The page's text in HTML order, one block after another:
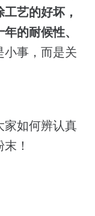
工艺的好坏，
的耐候性、
事，而是关
家如何辨认真
！